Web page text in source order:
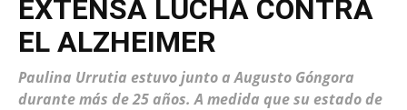
EXTENSA LUCHA CONTRA
EL ALZHEIMER
Paulina Urrutia estuvo junto a Augusto Góngora
durante más de 25 años. A medida que su estado de